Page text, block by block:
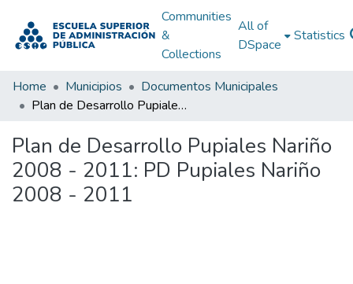
Communities
&
Collections
All of
DSpace
Statistics
Home Municipios
Documentos Municipales
Plan de Desarrollo Pupiales Nariño 2008 - 2011: PD Pupiales Nariño 2008 - 2011
Plan de Desarrollo Pupiales Nariño
2008 - 2011: PD Pupiales Nariño
2008 - 2011